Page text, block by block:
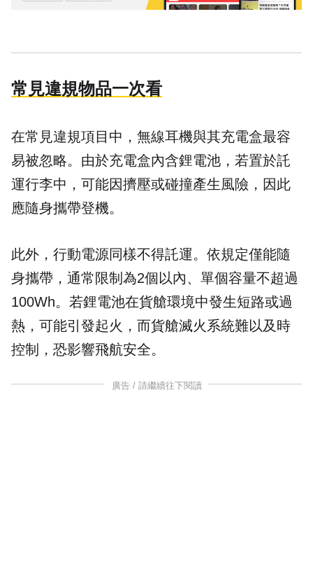
常見違規物品一次看
在常見違規項目中，無線耳機與其充電盒最容
易被忽略。由於充電盒內含鋰電池，若置於託
運行李中，可能因擠壓或碰撞產生風險，因此
應隨身攜帶登機。
此外， 行動電源同樣不得託運。依規定僅能隨
身攜帶，通常限制為2個以內、單個容量不超過
100Wh。若鋰電池在貨艙環境中發生短路或過
熱，可能引發起火，而貨艙滅火系統難以及時
控制，恐影響飛航安全。
廣告 / 請繼續往下閱讀